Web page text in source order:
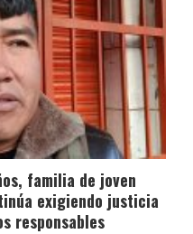
familia de joven
exigiendo justicia
responsables